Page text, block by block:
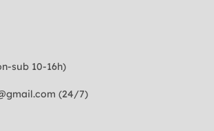
sub 10-16h)
(24/7)